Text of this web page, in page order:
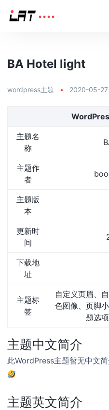
BA Hotel light
wordpress主题 • 2020-05-27
主题名
称
主题作
者
主题版
本
更新时
间
下载地
址
主题标
签
自定义页眉、
色图像、页脚
题选
主题中文简介
此WordPress主题暂无中文
主题英文简介